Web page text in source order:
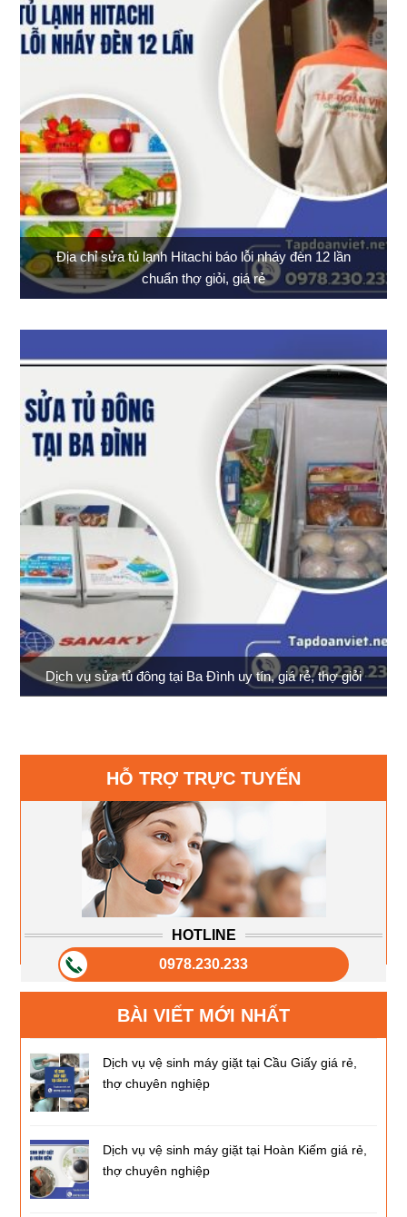
Địa chỉ sửa tủ lạnh Hitachi báo lỗi nháy đèn 12 lần
chuẩn thợ giỏi, giá rẻ
Dịch vụ sửa tủ đông tại Ba Đình uy tín, giá rẻ, thợ giỏi
HỖ TRỢ TRỰC TUYẾN
HOTLINE
0978.230.233
BÀI VIẾT MỚI NHẤT
Dịch vụ vệ sinh máy giặt tại Cầu Giấy giá rẻ,
thợ chuyên nghiệp
Dịch vụ vệ sinh máy giặt tại Hoàn Kiếm giá rẻ,
thợ chuyên nghiệp